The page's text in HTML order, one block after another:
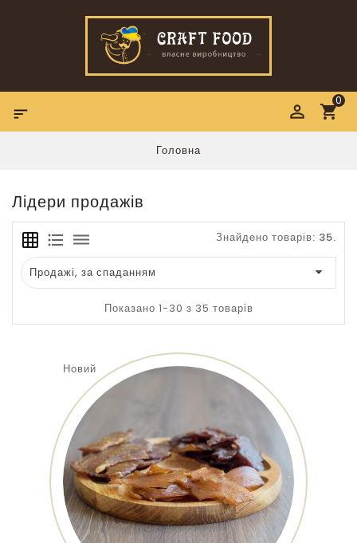
0

Головна
Лідери продажів
grid_on format_list_bulleted dehaze Знайдено товарів: 35.
Продажі, за спаданням 
Показано 1-30 з 35 товарів
Новий